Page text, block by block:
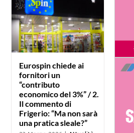
economico del 3%”
/ 2. Il commento di
Frigerio: “Ma non
sarà una pratica
sleale?”
Eurospin chiede ai
fornitori un
“contributo
economico del 3%” / 2.
Il commento di
Frigerio: “Ma non sarà
una pratica sleale?”